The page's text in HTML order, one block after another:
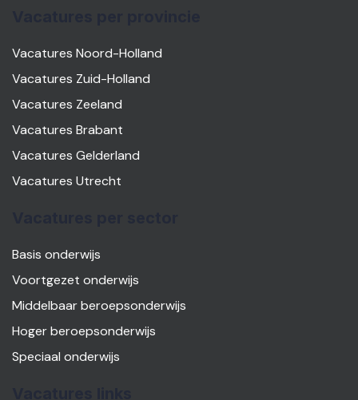
Vacatures Noord-Holland
Vacatures Zuid-Holland
Vacatures Zeeland
Vacatures Brabant
Vacatures Gelderland
Vacatures Utrecht
Basis onderwijs
Voortgezet onderwijs
Middelbaar beroepsonderwijs
Hoger beroepsonderwijs
Speciaal onderwijs